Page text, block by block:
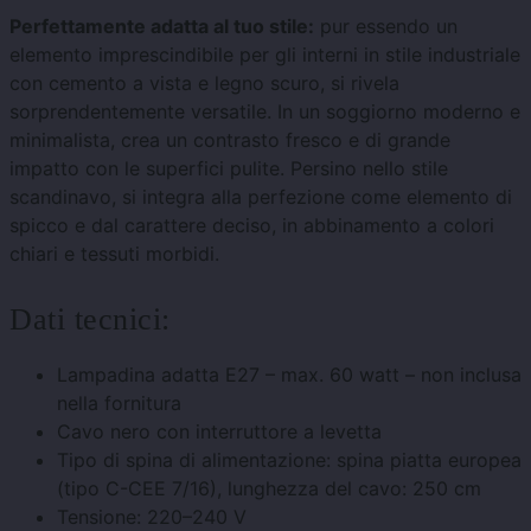
Perfettamente adatta al tuo stile: pur essendo un
elemento imprescindibile per gli interni in stile industriale
con cemento a vista e legno scuro, si rivela
sorprendentemente versatile. In un soggiorno moderno e
minimalista, crea un contrasto fresco e di grande
impatto con le superfici pulite. Persino nello stile
scandinavo, si integra alla perfezione come elemento di
spicco e dal carattere deciso, in abbinamento a colori
chiari e tessuti morbidi.
Dati tecnici:
Lampadina adatta E27 – max. 60 watt – non inclusa
nella fornitura
Cavo nero con interruttore a levetta
Tipo di spina di alimentazione: spina piatta europea
(tipo C-CEE 7/16), lunghezza del cavo: 250 cm
Tensione: 220–240 V